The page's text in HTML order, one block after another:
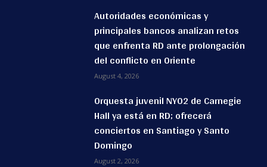
Autoridades económicas y
principales bancos analizan retos
que enfrenta RD ante prolongación
del conflicto en Oriente
August 4, 2026
Orquesta juvenil NYO2 de Carnegie
Hall ya está en RD; ofrecerá
conciertos en Santiago y Santo
Domingo
August 2, 2026